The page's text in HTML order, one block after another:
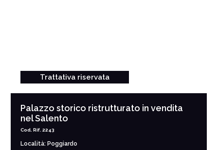
Trattativa riservata
Palazzo storico ristrutturato in vendita
nel Salento
Cod. Rif. 2243
Località: Poggiardo